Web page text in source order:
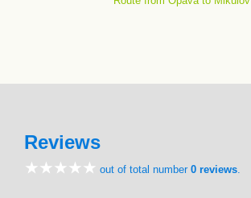
Reviews
out of total number 0 reviews.